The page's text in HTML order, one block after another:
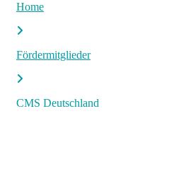
Home
Fördermitglieder
CMS Deutschland